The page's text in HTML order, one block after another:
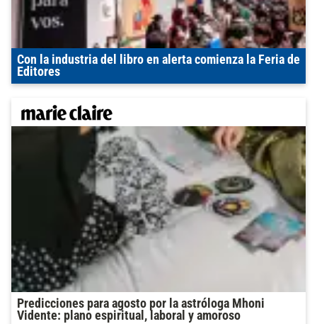
Con la industria del libro en alerta comienza la Feria de
Editores
Predicciones para agosto por la astróloga Mhoni
Vidente: plano espiritual, laboral y amoroso